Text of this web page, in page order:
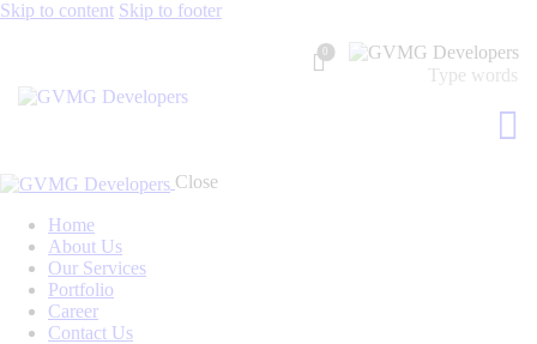
Skip to content Skip to footer
0
Close
Home
About Us
Our Services
Portfolio
Career
Contact Us